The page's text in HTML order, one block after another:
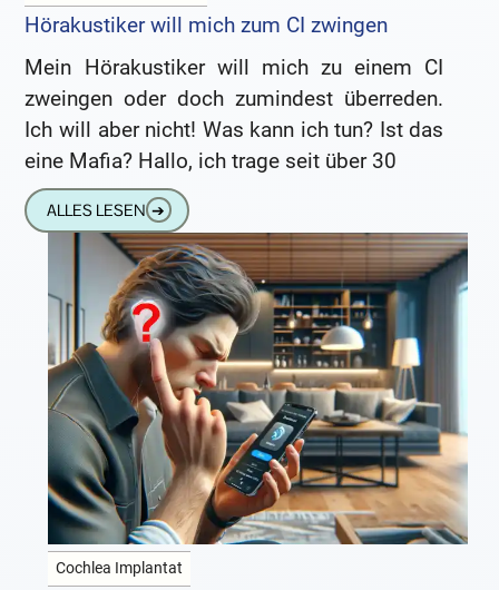
Hörakustiker will mich zum CI zwingen
Mein Hörakustiker will mich zu einem CI
zweingen oder doch zumindest überreden.
Ich will aber nicht! Was kann ich tun? Ist das
eine Mafia? Hallo, ich trage seit über 30
ALLES LESEN ➔
Cochlea Implantat